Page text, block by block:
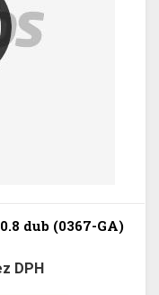
dub (0367-GA)
DPH